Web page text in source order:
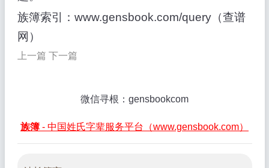
族簿索引：www.gensbook.com/query（查谱
网）
上一篇 下一篇
微信寻根：gensbookcom
族簿 - 中国姓氏字辈服务平台（www.gensbook.com）